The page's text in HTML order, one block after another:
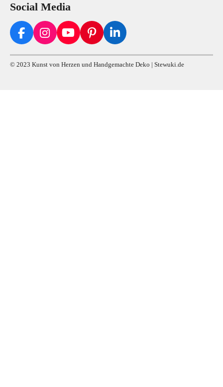
Social Media
F
c
e
I
s
t
Y
u
T
P
n
t
L
n
k
© 2023 Kunst von Herzen und Handgemachte Deko | Stewuki.de